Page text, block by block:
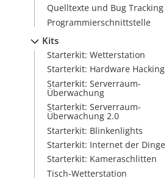
Quelltexte und Bug Tracking
Programmierschnittstelle
Kits
Starterkit: Wetterstation
Starterkit: Hardware Hacking
Starterkit: Serverraum-
Überwachung
Starterkit: Serverraum-
Überwachung 2.0
Starterkit: Blinkenlights
Starterkit: Internet der Dinge
Starterkit: Kameraschlitten
Tisch-Wetterstation